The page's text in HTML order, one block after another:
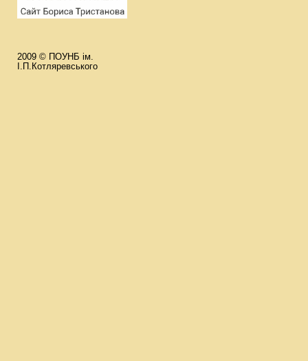
2009 © ПОУНБ ім.
І.П.Котляревського